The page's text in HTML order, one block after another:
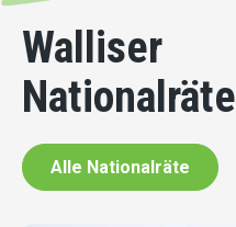
Walliser
Nationalräte
Alle Nationalräte